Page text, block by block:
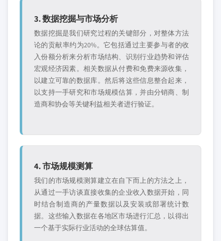
3. 数据挖掘与市场分析
数据挖掘是我们研究过程的关键部分，对整体方法
论的贡献率约为20%。它包括通过主要参与者的收
入份额分析来分析市场结构、识别行业趋势和评估
宏观经济因素。相关数据从付费和免费来源收集，
以建立可靠的数据库。然后将这些信息整合起来，
以支持一手研究和市场规模估算，并由分销商、制
造商和协会等关键利益相关者进行验证。
4. 市场规模测算
我们的市场规模测算建立在自下而上的方法之上，
从通过一手访谈直接收集的企业收入数据开始，同
时结合制造商的产量数据以及安装或部署统计数
据。这些输入数据在各地区市场进行汇总，以得出
一个基于实际行业活动的全球估算值。